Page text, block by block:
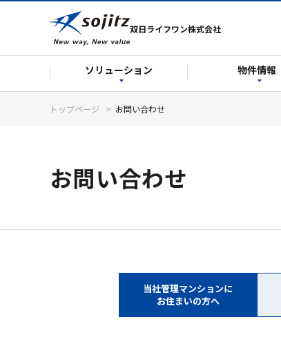
双日ライフワン株式会社
ソリューション 物件情報
トップページ お問い合わせ
お問い合わせ
当社管理マンションに
お住まいの方へ